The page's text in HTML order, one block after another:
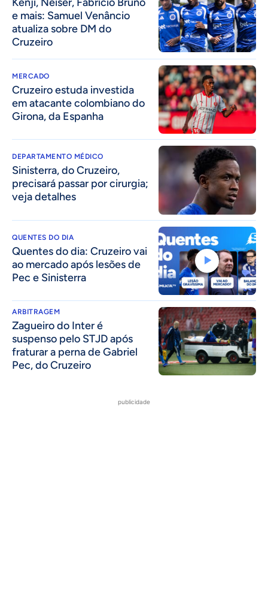
e mais: Samuel Venâncio
atualiza sobre DM do
Cruzeiro
MERCADO
Cruzeiro estuda investida
em atacante colombiano do
Girona, da Espanha
DEPARTAMENTO MÉDICO
Sinisterra, do Cruzeiro,
precisará passar por cirurgia;
veja detalhes
QUENTES DO DIA
Quentes do dia: Cruzeiro vai
ao mercado após lesões de
Pec e Sinisterra
ARBITRAGEM
Zagueiro do Inter é
suspenso pelo STJD após
fraturar a perna de Gabriel
Pec, do Cruzeiro
publicidade